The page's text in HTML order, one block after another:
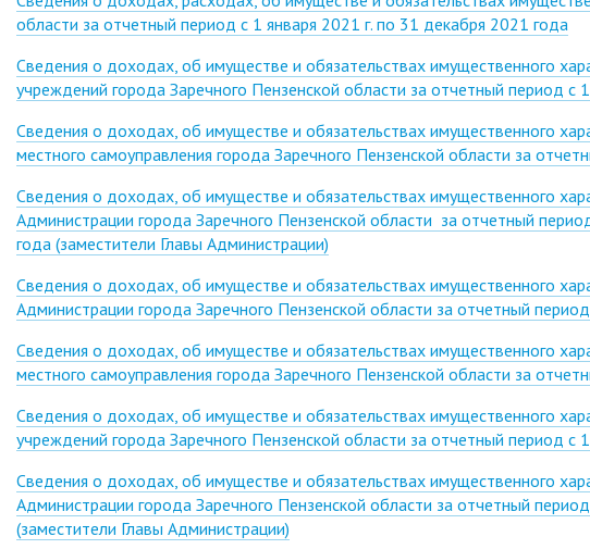
области за отчетный период с 1 января 2021 г. по 31 декабря 2021 года
Сведения о доходах, об имуществе и обязательствах имущественного
учреждений города Заречного Пензенской области за отчетный период
Сведения о доходах, об имуществе и обязательствах имущественного
местного самоуправления города Заречного Пензенской области за
Сведения о доходах, об имуществе и обязательствах имущественного
Администрации города Заречного Пензенской области за отчетный
года (заместители Главы Администрации)
Сведения о доходах, об имуществе и обязательствах имущественного
Администрации города Заречного Пензенской области за отчетный
Сведения о доходах, об имуществе и обязательствах имущественного
местного самоуправления города Заречного Пензенской области за
Сведения о доходах, об имуществе и обязательствах имущественного
учреждений города Заречного Пензенской области за отчетный период
Сведения о доходах, об имуществе и обязательствах имущественного
Администрации города Заречного Пензенской области за отчетный
(заместители Главы Администрации)